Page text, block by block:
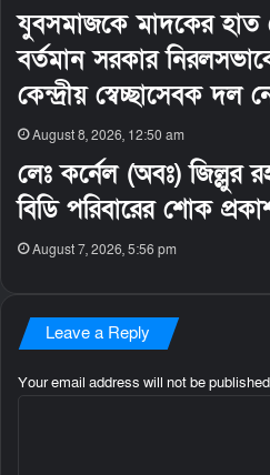
যুবসমাজকে মাদকের হাত
বর্তমান সরকার
কেন্দ্রীয় স্বেচ্ছাসেবক দল
August 8, 2026, 12:50 am
লেঃ কর্নেল (অবঃ) জিল্লুর
বিডি পরিবারের শোক
August 7, 2026, 5:56 pm
Leave a Reply
Your email address will not be